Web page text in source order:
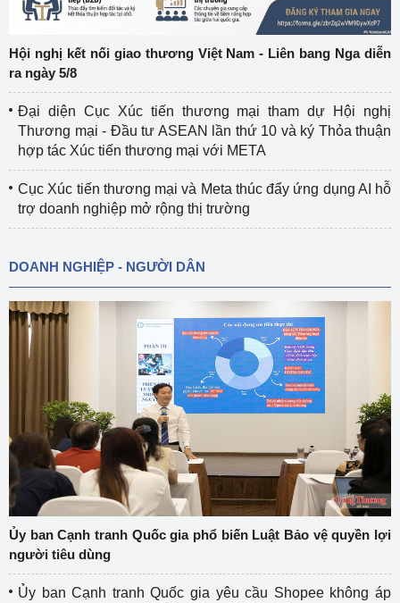
Hội nghị kết nối giao thương Việt Nam - Liên bang Nga diễn
ra ngày 5/8
Đại diện Cục Xúc tiến thương mại tham dự Hội nghị
Thương mại - Đầu tư ASEAN lần thứ 10 và ký Thỏa thuận
hợp tác Xúc tiến thương mại với META
Cục Xúc tiến thương mại và Meta thúc đẩy ứng dụng AI hỗ
trợ doanh nghiệp mở rộng thị trường
DOANH NGHIỆP - NGƯỜI DÂN
Ủy ban Cạnh tranh Quốc gia phổ biến Luật Bảo vệ quyền lợi
người tiêu dùng
Ủy ban Cạnh tranh Quốc gia yêu cầu Shopee không áp